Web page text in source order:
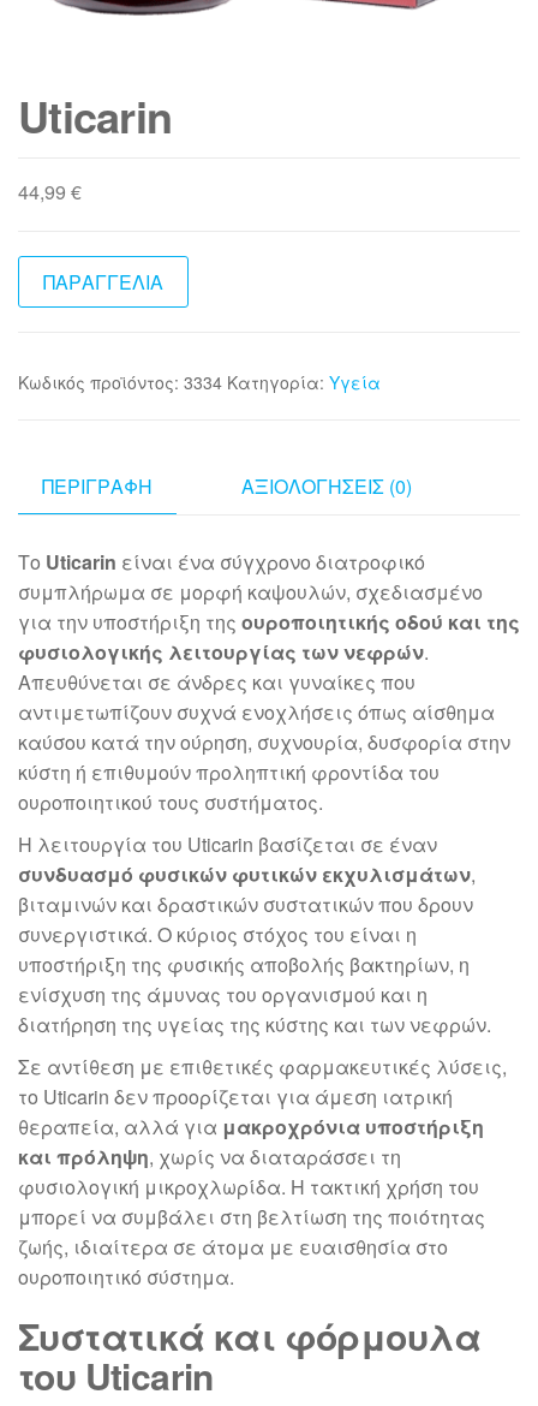
Uticarin
44,99 €
ΠΑΡΑΓΓΕΛΙΑ
Κωδικός προϊόντος: 3334 Κατηγορία: Υγεία
ΠΕΡΙΓΡΑΦΉ ΑΞΙΟΛΟΓΉΣΕΙΣ (0)
Το Uticarin είναι ένα σύγχρονο διατροφικό
συμπλήρωμα σε μορφή καψουλών, σχεδιασμένο
για την υποστήριξη της ουροποιητικής οδού και της
φυσιολογικής λειτουργίας των νεφρών.
Απευθύνεται σε άνδρες και γυναίκες που
αντιμετωπίζουν συχνά ενοχλήσεις όπως αίσθημα
καύσου κατά την ούρηση, συχνουρία, δυσφορία στην
κύστη ή επιθυμούν προληπτική φροντίδα του
ουροποιητικού τους συστήματος.
Η λειτουργία του Uticarin βασίζεται σε έναν
συνδυασμό φυσικών φυτικών εκχυλισμάτων,
βιταμινών και δραστικών συστατικών που δρουν
συνεργιστικά. Ο κύριος στόχος του είναι η
υποστήριξη της φυσικής αποβολής βακτηρίων, η
ενίσχυση της άμυνας του οργανισμού και η
διατήρηση της υγείας της κύστης και των νεφρών.
Σε αντίθεση με επιθετικές φαρμακευτικές λύσεις,
το Uticarin δεν προορίζεται για άμεση ιατρική
θεραπεία, αλλά για μακροχρόνια υποστήριξη
και πρόληψη, χωρίς να διαταράσσει τη
φυσιολογική μικροχλωρίδα. Η τακτική χρήση του
μπορεί να συμβάλει στη βελτίωση της ποιότητας
ζωής, ιδιαίτερα σε άτομα με ευαισθησία στο
ουροποιητικό σύστημα.
Συστατικά και φόρμουλα
του Uticarin